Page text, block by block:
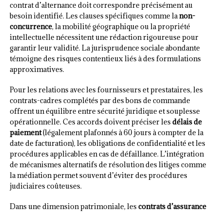
contrat d’alternance doit correspondre précisément au
besoin identifié. Les clauses spécifiques comme lanon-
concurrence, la mobilité géographique ou la propriété
intellectuelle nécessitent une rédaction rigoureuse pour
garantir leur validité. La jurisprudence sociale abondante
témoigne des risques contentieux liés à des formulations
approximatives.
Pour les relations avec les fournisseurs et prestataires, les
contrats-cadres complétés par des bons de commande
offrent un équilibre entre sécurité juridique et souplesse
opérationnelle. Ces accords doivent préciser les délais de
paiement(légalement plafonnés à 60 jours à compter de la
date de facturation), les obligations de confidentialité et les
procédures applicables en cas de défaillance. L’intégration
de mécanismes alternatifs de résolution des litiges comme
la médiation permet souvent d’éviter des procédures
judiciaires coûteuses.
Dans une dimension patrimoniale, les contrats d’assurance